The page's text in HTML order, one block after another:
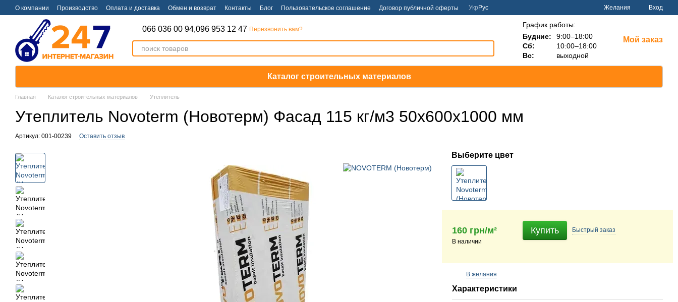
Перейти к основному контенту
О компании Производство Оплата и доставка Обмен и возврат Контакты Блог Пользовательское соглашение Договор публичной оферты Укр Рус Желания Вход
066 036 00 94,096 953 12 47 Перезвонить вам?
График работы:
Будние:
9:00–18:00
Сб:
10:00–18:00
Вс:
выходной
Мой заказ
Каталог строительных материалов
Главная Каталог строительных материалов Утеплитель
Утеплитель Novoterm (Новотерм) Фасад 115 кг/м3 50х600х1000 мм
Артикул: 001-00239 Оставить отзыв
Выберите цвет
160 грн/м²
В наличии
Купить Быстрый заказ
В желания
Характеристики